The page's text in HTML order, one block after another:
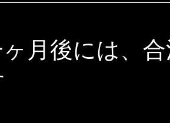
月後には、